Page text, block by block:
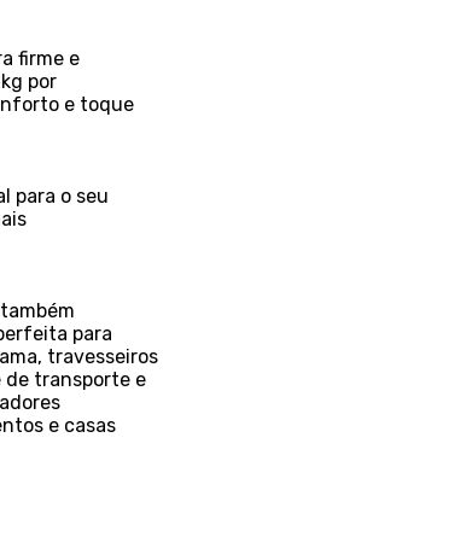
firme e
por
e toque
para o seu
para
travesseiros
de transporte e
e casas